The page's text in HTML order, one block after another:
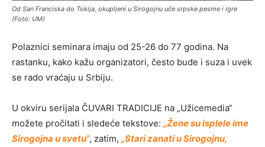
Od San Franciska do Tokija, okupljeni u Sirogojnu uče srpske pesme i igre
(Foto: UM)
Polaznici seminara imaju od 25-26 do 77 godina. Na
rastanku, kako kažu organizatori, često bude i suza i uvek
se rado vraćaju u Srbiju.
U okviru serijala ČUVARI TRADICIJE na „Užicemedia“
možete pročitati i sledeće tekstove: „Žene su isplele ime
Sirogojna u svetu“, zatim, „Stari zanati u Sirogojnu,